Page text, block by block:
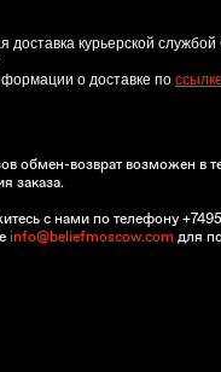
доставка курьерской
о доставке поссылке
обмен-возврат возможен в
заказа.
с нами по телефону
info@beliefmoscow.com для